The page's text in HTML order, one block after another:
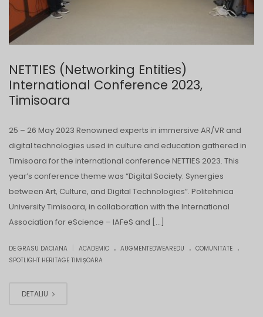
NETTIES (Networking Entities)
International Conference 2023,
Timisoara
25 – 26 May 2023 Renowned experts in immersive AR/VR and
digital technologies used in culture and education gathered in
Timisoara for the international conference NETTIES 2023. This
year’s conference theme was “Digital Society: Synergies
between Art, Culture, and Digital Technologies”. Politehnica
University Timisoara, in collaboration with the International
Association for eScience – IAFeS and […]
DE GRASU DACIANA ACADEMIC . AUGMENTEDWEAREDU . COMUNITATE .
SPOTLIGHT HERITAGE TIMIȘOARA
DETALIU